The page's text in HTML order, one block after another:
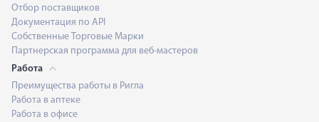
Отбор поставщиков
Документация по API
Собственные Торговые Марки
Партнерская программа для веб-мастеров
Работа
Преимущества работы в Ригла
Работа в аптеке
Работа в офисе